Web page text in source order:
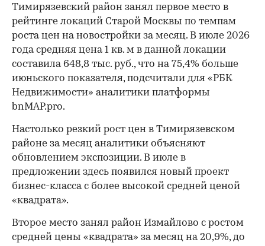
Тимирязевский район занял первое место в
рейтинге локаций Старой Москвы по темпам
роста цен на новостройки за месяц. В июле 2026
года средняя цена 1 кв. м в данной локации
составила 648,8 тыс. руб., что на 75,4% больше
июньского показателя, подсчитали для «РБК
Недвижимости» аналитики платформы
bnMAP.pro.
Настолько резкий рост цен в Тимирязевском
районе за месяц аналитики объясняют
обновлением экспозиции. В июле в
предложении здесь появился новый проект
бизнес-класса с более высокой средней ценой
«квадрата».
Второе место занял район Измайлово с ростом
средней цены «квадрата» за месяц на 20,9%, до